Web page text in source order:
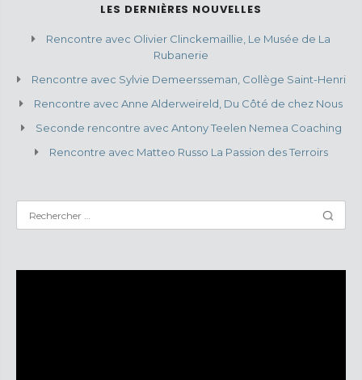
LES DERNIÈRES NOUVELLES
Rencontre avec Olivier Clinckemaillie, Le Musée de La
Rubanerie
Rencontre avec Sylvie Demeersseman, Collège Saint-Henri
Rencontre avec Anne Alderweireld, Du Côté de chez Nous
Seconde rencontre avec Antony Teelen Nemea Coaching
Rencontre avec Matteo Russo La Passion des Terroirs